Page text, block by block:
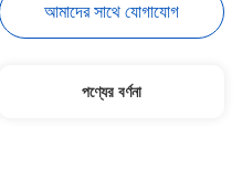
আমাদের সাথে যোগাযোগ
পণ্যের বর্ণনা